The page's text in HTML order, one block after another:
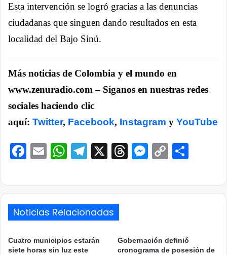
Esta intervención se logró gracias a las denuncias
ciudadanas que singuen dando resultados en esta
localidad del Bajo Sinú.
Más noticias de Colombia y el mundo en
www.zenuradio.com – Síganos en nuestras redes
sociales haciendo clic
aquí: Twitter, Facebook, Instagram y YouTube
Facebook
EmailWhatsApp
Telegram
X ThreadsCopy
Noticias Relacionadas
Cuatro municipios estarán
siete horas sin luz este
Gobernación definió
cronograma de posesión de